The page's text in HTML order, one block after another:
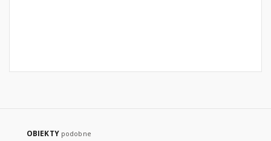
OBIEKTY podobne